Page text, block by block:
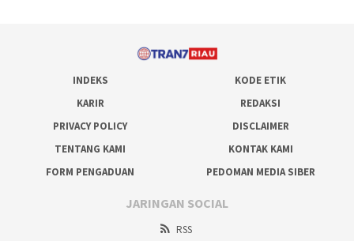
INDEKS
KODE ETIK
KARIR
REDAKSI
PRIVACY POLICY
DISCLAIMER
TENTANG KAMI
KONTAK KAMI
FORM PENGADUAN
PEDOMAN MEDIA SIBER
JARINGAN SOCIAL
RSS